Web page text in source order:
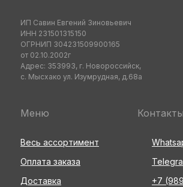
ИП Савин Евгений Зиновьевич
ИНН 231501315150
ОГРНИП 304231509900165
от 02.10.2002г
Адрес: 353993, г. Новороссийск,
с. Мысхако ул. Изумрудная, д.68а
Доставка
Оплата заказа
Меню Контакты
+7
Весь ассортимент